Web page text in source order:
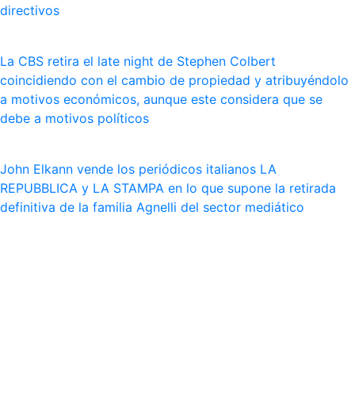
directivos
La CBS retira el late night de Stephen Colbert
coincidiendo con el cambio de propiedad y atribuyéndolo
a motivos económicos, aunque este considera que se
debe a motivos políticos
John Elkann vende los periódicos italianos LA
REPUBBLICA y LA STAMPA en lo que supone la retirada
definitiva de la familia Agnelli del sector mediático